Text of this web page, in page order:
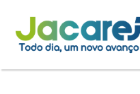
Pular
para
o